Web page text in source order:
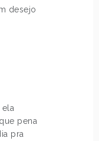
desejo
pena
pra